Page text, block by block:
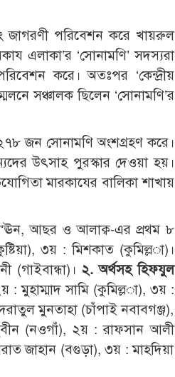
জাগরণী পরিবেশন করে খায়রুল
এলাকা’র ‘সোনামণি’ সদস্যরা
করে। অতঃপর ‘কেন্দ্রীয়
সঞ্চালক ছিলেন ‘সোনামণি’র
জন সোনামণি অংশগ্রহণ করে।
উৎসাহ পুরস্কার দেওয়া হয়।
মারকাযের বালিকা শাখায়
আছর ও আলাক্ব-এর প্রথম ৮
৩য় : মিশকাত (কুমিল্ল­া)।
২. অর্থসহ হিফযুল
: মুহাম্মাদ সামি (কুমিল্ল­া), ৩য় :
মুনতাহা (চাঁপাই নবাবগঞ্জ),
(নওগাঁ), ২য় : রাফসান আলী
জাহান (বগুড়া), ৩য় : মাহদিয়া